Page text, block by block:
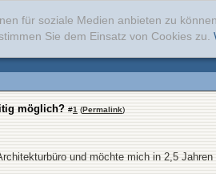
für soziale Medien anbieten zu
Sie dem Einsatz von Cookies zu.
möglich? #1 (Permalink)
und möchte mich in 2,5